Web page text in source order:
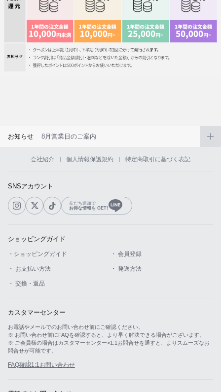
お知らせ 8月営業日のご案内
会社紹介 個人情報保護規約 特定商取引に基づく表記
SNSアカウント
友だち追加で
お得な情報を GET!
ショッピングガイド
・ショッピングガイド ・ 会員登録
・ お支払い方法 ・ 発送方法
・ 交換・返品
カスタマーセンター
お電話やメールでのお問い合わせ前にご確認ください。
※ お問い合わせ前にFAQを確認すると、より早く解決できる場合がございます。
※ ご会員様の場合はカスタマーセンター>1:1お問合せを通すと、よりスムーズなお
問合せが可能です。
FAQ確認1:1お問い合わせ